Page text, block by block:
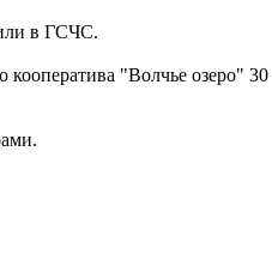
в ГСЧС.
"Волчье озеро" 30